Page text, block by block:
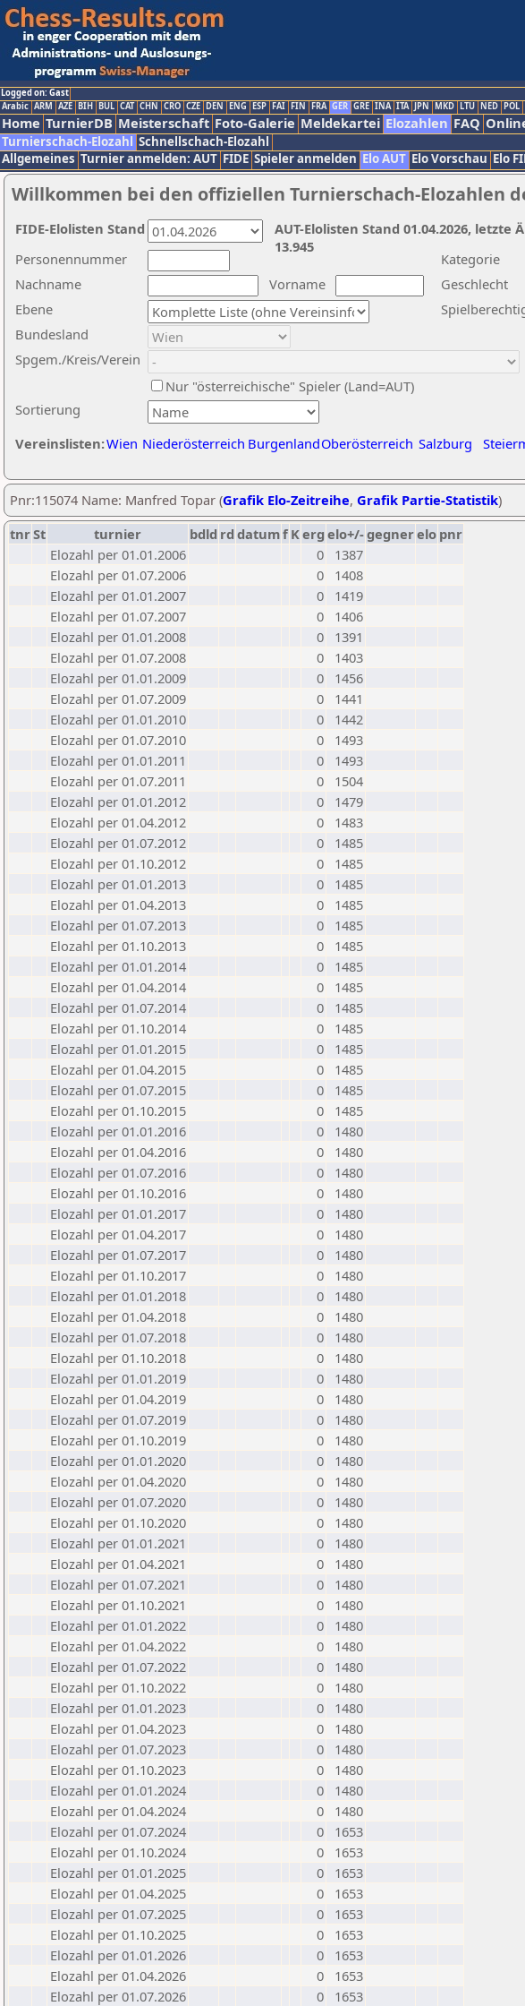
Logged on: Gast
Arabic ARM AZE BIH BUL CAT CHN CRO CZE DEN ENG ESP FAI FIN FRA GER GRE INA ITA JPN MKD LTU NED POL
Home TurnierDB Meisterschaft Foto-Galerie Meldekartei Elozahlen FAQ
Turnierschach-Elozahl Schnellschach-Elozahl
Allgemeines Turnier anmelden: AUT FIDE Spieler anmelden Elo AUT Elo Vorschau Elo
Willkommen bei den offiziellen Turnierschach-Elozahlen
Nachname
Vorname
Ebene
Kategorie
Sortierung
Personennummer
Bundesland
Spgem./Kreis/Verein
Geschlecht
Nur "österreichische" Spieler (Land=AUT)
Vereinslisten:Wien Niederösterreich BurgenlandOberösterreich Salzburg
AUT-Elolisten Stand 01.04.2026,
13.945
FIDE-Elolisten Stand
Pnr:115074 Name: Manfred Topar (Grafik Elo-Zeitreihe, Grafik Partie-Statistik)
tnrSt turnier bdld rd datumf Kerg elo+/-gegnerelo pnr
Elozahl per 01.01.2006
0
1387
Elozahl per 01.07.2006
0
1408
Elozahl per 01.01.2007
0
1419
Elozahl per 01.07.2007
0
1406
Elozahl per 01.01.2008
0
1391
Elozahl per 01.07.2008
0
1403
Elozahl per 01.01.2009
0
1456
Elozahl per 01.07.2009
0
1441
Elozahl per 01.01.2010
0
1442
Elozahl per 01.07.2010
0
1493
Elozahl per 01.01.2011
0
1493
Elozahl per 01.07.2011
0
1504
Elozahl per 01.01.2012
0
1479
Elozahl per 01.04.2012
0
1483
Elozahl per 01.07.2012
0
1485
Elozahl per 01.10.2012
0
1485
Elozahl per 01.01.2013
0
1485
Elozahl per 01.04.2013
0
1485
Elozahl per 01.07.2013
0
1485
Elozahl per 01.10.2013
0
1485
Elozahl per 01.01.2014
0
1485
Elozahl per 01.04.2014
0
1485
Elozahl per 01.07.2014
0
1485
Elozahl per 01.10.2014
0
1485
Elozahl per 01.01.2015
0
1485
Elozahl per 01.04.2015
0
1485
Elozahl per 01.07.2015
0
1485
Elozahl per 01.10.2015
0
1485
Elozahl per 01.01.2016
0
1480
Elozahl per 01.04.2016
0
1480
Elozahl per 01.07.2016
0
1480
Elozahl per 01.10.2016
0
1480
Elozahl per 01.01.2017
0
1480
Elozahl per 01.04.2017
0
1480
Elozahl per 01.07.2017
0
1480
Elozahl per 01.10.2017
0
1480
Elozahl per 01.01.2018
0
1480
Elozahl per 01.04.2018
0
1480
Elozahl per 01.07.2018
0
1480
Elozahl per 01.10.2018
0
1480
Elozahl per 01.01.2019
0
1480
Elozahl per 01.04.2019
0
1480
Elozahl per 01.07.2019
0
1480
Elozahl per 01.10.2019
0
1480
Elozahl per 01.01.2020
0
1480
Elozahl per 01.04.2020
0
1480
Elozahl per 01.07.2020
0
1480
Elozahl per 01.10.2020
0
1480
Elozahl per 01.01.2021
0
1480
Elozahl per 01.04.2021
0
1480
Elozahl per 01.07.2021
0
1480
Elozahl per 01.10.2021
0
1480
Elozahl per 01.01.2022
0
1480
Elozahl per 01.04.2022
0
1480
Elozahl per 01.07.2022
0
1480
Elozahl per 01.10.2022
0
1480
Elozahl per 01.01.2023
0
1480
Elozahl per 01.04.2023
0
1480
Elozahl per 01.07.2023
0
1480
Elozahl per 01.10.2023
0
1480
Elozahl per 01.01.2024
0
1480
Elozahl per 01.04.2024
0
1480
Elozahl per 01.07.2024
0
1653
Elozahl per 01.10.2024
0
1653
Elozahl per 01.01.2025
0
1653
Elozahl per 01.04.2025
0
1653
Elozahl per 01.07.2025
0
1653
Elozahl per 01.10.2025
0
1653
Elozahl per 01.01.2026
0
1653
Elozahl per 01.04.2026
0
1653
Elozahl per 01.07.2026
0 1653